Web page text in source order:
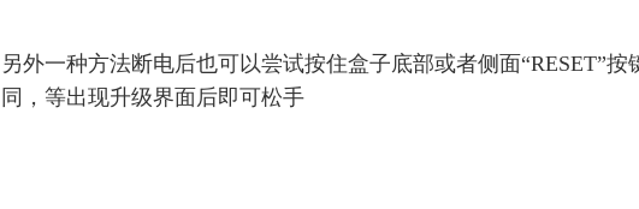
另外一种方法断电后也可以尝试按住盒子底部或者侧面“RESET”按
同，等出现升级界面后即可松手